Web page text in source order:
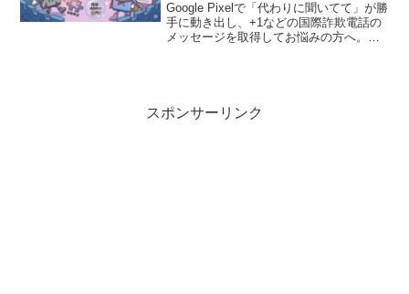
Google Pixelで「代わりに聞いてて」が勝
手に動き出し、+1などの国際詐欺電話の
メッセージを取得してお悩みの方へ。通
スポンサーリンク